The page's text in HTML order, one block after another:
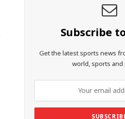
Subscribe
Get the latest sports news
world, sports and